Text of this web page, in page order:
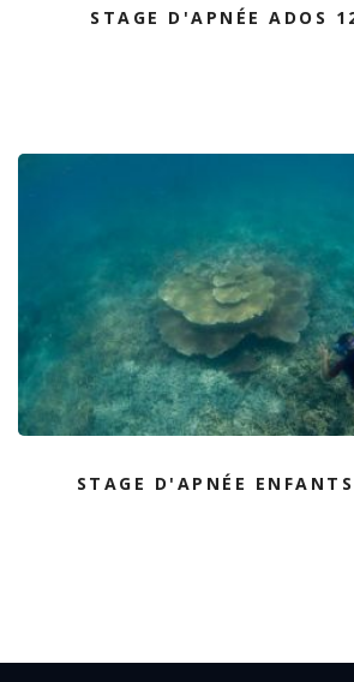
STAGE D'APNÉE ADOS
STAGE D'APNÉE